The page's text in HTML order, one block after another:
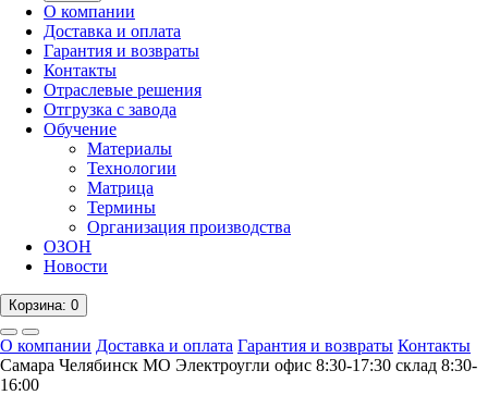
О компании
Доставка и оплата
Гарантия и возвраты
Контакты
Отраслевые решения
Отгрузка с завода
Обучение
Материалы
Технологии
Матрица
Термины
Организация производства
ОЗОН
Новости
Корзина: 0
О компании Доставка и оплата Гарантия и возвраты Контакты
Самара Челябинск МO Электроугли офис 8:30-17:30 склад 8:30-
16:00